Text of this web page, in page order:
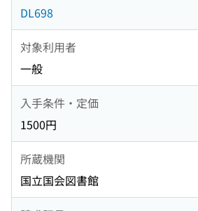
DL698
対象利用者
一般
入手条件・定価
1500円
所蔵機関
国立国会図書館